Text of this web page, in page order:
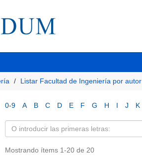
Listar Facultad de Ingeniería por autor
0-9 A B C D E F G H I J K
Mostrando ítems 1-20 de 20